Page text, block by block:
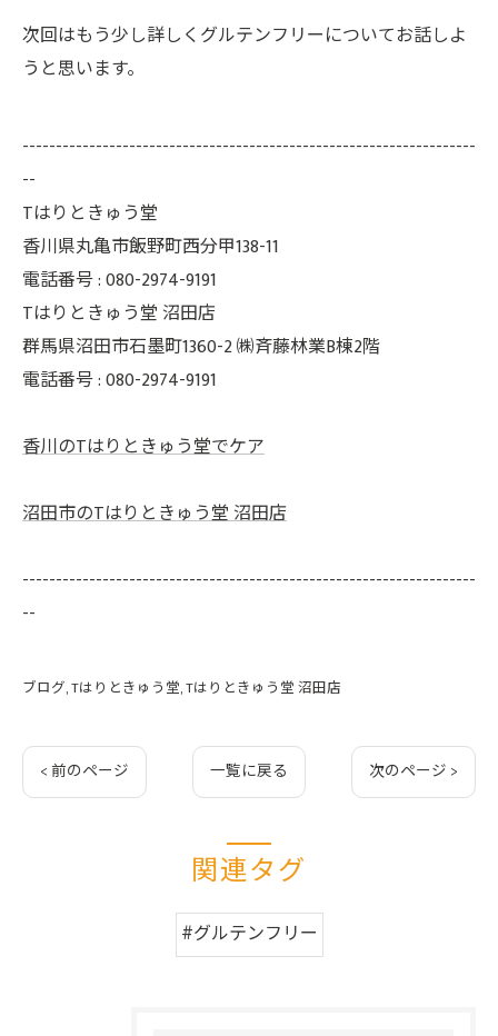
次回はもう少し詳しくグルテンフリーについてお話しよ
うと思います。
--------------------------------------------------------------------
--
Tはりときゅう堂
香川県丸亀市飯野町西分甲138-11
電話番号 : 080-2974-9191
Tはりときゅう堂 沼田店
群馬県沼田市石墨町1360-2 ㈱斉藤林業B棟2階
電話番号 : 080-2974-9191
香川のTはりときゅう堂でケア
沼田市のTはりときゅう堂 沼田店
--------------------------------------------------------------------
--
ブログ Tはりときゅう堂 Tはりときゅう堂 沼田店
< 前のページ 一覧に戻る 次のページ >
関連タグ
#グルテンフリー